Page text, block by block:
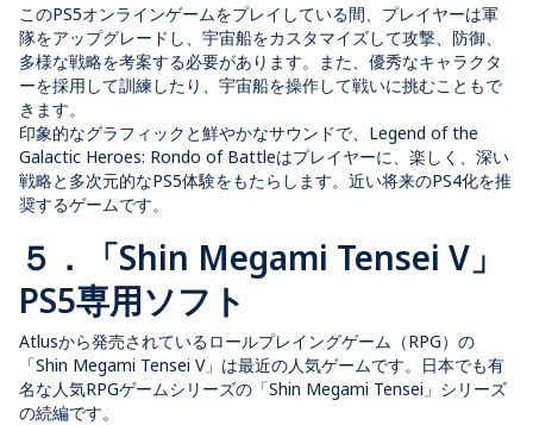
このPS5オンラインゲームをプレイしている間、プレイヤーは軍
隊をアップグレードし、宇宙船をカスタマイズして攻撃、防御、
多様な戦略を考案する必要があります。また、優秀なキャラクタ
ーを採用して訓練したり、宇宙船を操作して戦いに挑むこともで
きます。
印象的なグラフィックと鮮やかなサウンドで、Legend of the
Galactic Heroes: Rondo of Battleはプレイヤーに、楽しく、深い
戦略と多次元的なPS5体験をもたらします。近い将来のPS4化を推
奨するゲームです。
５．「Shin Megami Tensei V」
PS5専用ソフト
Atlusから発売されているロールプレイングゲーム（RPG）の
「Shin Megami Tensei V」は最近の人気ゲームです。日本でも有
名な人気RPGゲームシリーズの「Shin Megami Tensei」シリーズ
の続編です。